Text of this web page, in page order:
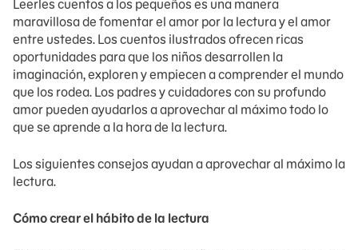
Leerles cuentos a los pequeños es una manera
maravillosa de fomentar el amor por la lectura y el amor
entre ustedes. Los cuentos ilustrados ofrecen ricas
oportunidades para que los niños desarrollen la
imaginación, exploren y empiecen a comprender el mundo
que los rodea. Los padres y cuidadores con su profundo
amor pueden ayudarlos a aprovechar al máximo todo lo
que se aprende a la hora de la lectura.
Los siguientes consejos ayudan a aprovechar al máximo la
lectura.
Cómo crear el hábito de la lectura